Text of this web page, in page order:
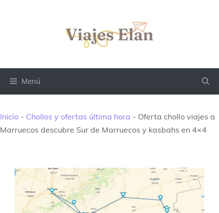
Menú
Inicio - Chollos y ofertas última hora - Oferta chollo viajes a
Marruecos descubre Sur de Marruecos y kasbahs en 4×4